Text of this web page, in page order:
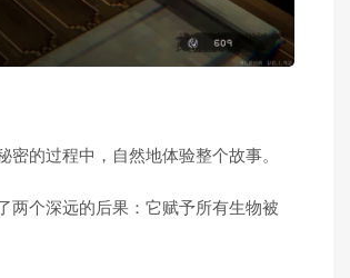
的过程中，自然地体验整个故事。
两个深远的后果：它赋予所有生物被